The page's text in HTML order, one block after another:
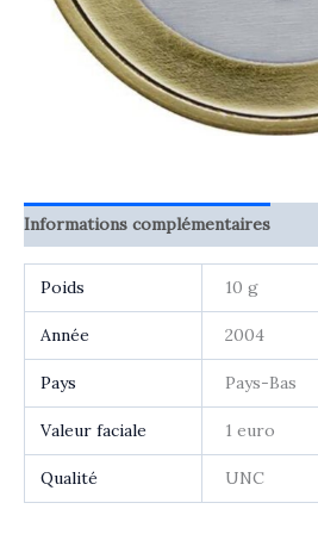
Informations complémentaires
Poids 10 g
Année 2004
Pays Pays-Bas
Valeur faciale 1 euro
Qualité UNC